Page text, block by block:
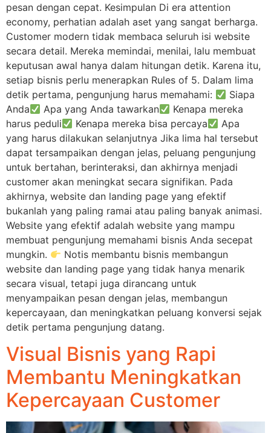
pesan dengan cepat. Kesimpulan Di era attention
economy, perhatian adalah aset yang sangat berharga.
Customer modern tidak membaca seluruh isi website
secara detail. Mereka memindai, menilai, lalu membuat
keputusan awal hanya dalam hitungan detik. Karena itu,
setiap bisnis perlu menerapkan Rules of 5. Dalam lima
detik pertama, pengunjung harus memahami:
Siapa
Anda
Apa yang Anda tawarkan
Kenapa mereka
harus peduli
Kenapa mereka bisa percaya
Apa
yang harus dilakukan selanjutnya Jika lima hal tersebut
dapat tersampaikan dengan jelas, peluang pengunjung
untuk bertahan, berinteraksi, dan akhirnya menjadi
customer akan meningkat secara signifikan. Pada
akhirnya, website dan landing page yang efektif
bukanlah yang paling ramai atau paling banyak animasi.
Website yang efektif adalah website yang mampu
membuat pengunjung memahami bisnis Anda secepat
mungkin.
Notis membantu bisnis membangun
website dan landing page yang tidak hanya menarik
secara visual, tetapi juga dirancang untuk
menyampaikan pesan dengan jelas, membangun
kepercayaan, dan meningkatkan peluang konversi sejak
detik pertama pengunjung datang.
Visual Bisnis yang Rapi
Membantu Meningkatkan
Kepercayaan Customer